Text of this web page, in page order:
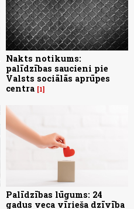
Nakts notikums:
palīdzības saucieni pie
Valsts sociālās aprūpes
centra 1
Palīdzības lūgums: 24
gadus veca vīrieša dzīvība